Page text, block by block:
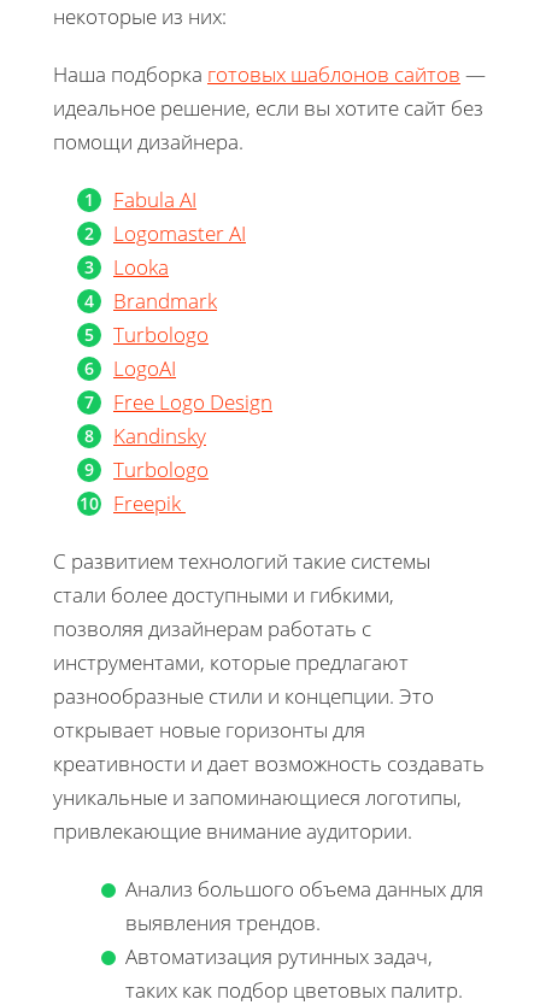
некоторые из них:
Наша подборка готовых шаблонов сайтов —
идеальное решение, если вы хотите сайт без
помощи дизайнера.
Fabula AI
Logomaster AI
Looka
Brandmark
Turbologo
LogoAI
Free Logo Design
Kandinsky
Turbologo
Freepik
С развитием технологий такие системы
стали более доступными и гибкими,
позволяя дизайнерам работать с
инструментами, которые предлагают
разнообразные стили и концепции. Это
открывает новые горизонты для
креативности и дает возможность создавать
уникальные и запоминающиеся логотипы,
привлекающие внимание аудитории.
Анализ большого объема данных для
выявления трендов.
Автоматизация рутинных задач,
таких как подбор цветовых палитр.